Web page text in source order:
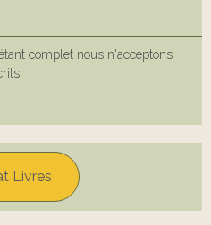
complet nous n'acceptons
Livres